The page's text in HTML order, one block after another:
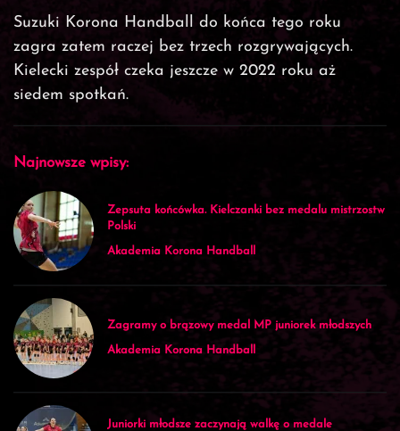
Suzuki Korona Handball do końca tego roku
zagra zatem raczej bez trzech rozgrywających.
Kielecki zespół czeka jeszcze w 2022 roku aż
siedem spotkań.
Najnowsze wpisy:
Zepsuta końcówka. Kielczanki bez medalu mistrzostw
Polski
Akademia Korona Handball
Zagramy o brązowy medal MP juniorek młodszych
Akademia Korona Handball
Juniorki młodsze zaczynają walkę o medale